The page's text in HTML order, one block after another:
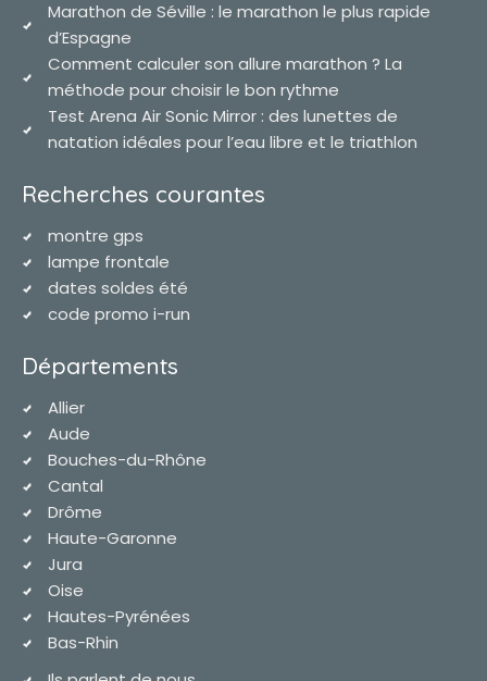
Marathon de Séville : le marathon le plus rapide
d’Espagne
Comment calculer son allure marathon ? La
méthode pour choisir le bon rythme
Test Arena Air Sonic Mirror : des lunettes de
natation idéales pour l’eau libre et le triathlon
Recherches courantes
montre gps
lampe frontale
dates soldes été
code promo i-run
Départements
Allier
Aude
Bouches-du-Rhône
Cantal
Drôme
Haute-Garonne
Jura
Oise
Hautes-Pyrénées
Bas-Rhin